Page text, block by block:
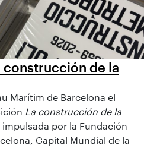
construcción de la
Marítim de Barcelona el
La construcción de la
por la Fundación
Capital Mundial de la